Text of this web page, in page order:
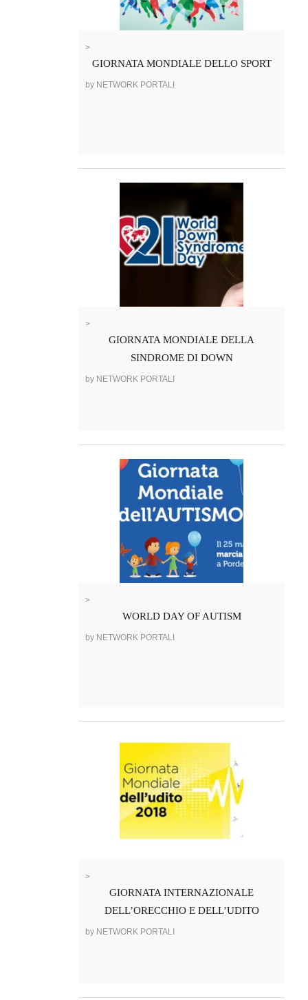
>
GIORNATA MONDIALE DELLO SPORT
by NETWORK PORTALI
>
GIORNATA MONDIALE DELLA
SINDROME DI DOWN
by NETWORK PORTALI
>
WORLD DAY OF AUTISM
by NETWORK PORTALI
>
GIORNATA INTERNAZIONALE
DELL’ORECCHIO E DELL’UDITO
by NETWORK PORTALI